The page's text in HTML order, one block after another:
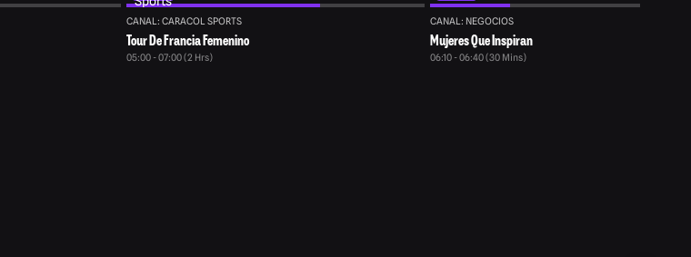
CANAL: CARACOL SPORTS
Tour De Francia Femenino
05:00 - 07:00 (2 Hrs)
CANAL: NEGOCIOS
Mujeres Que Inspiran
06:10 - 06:40 (30 Mins)